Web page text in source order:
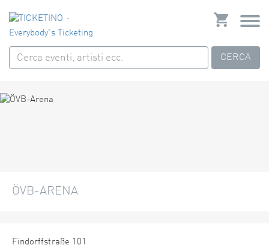
CERCA
ÖVB-ARENA
Findorffstraße 101